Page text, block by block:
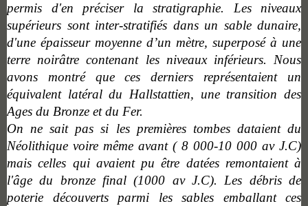
permis d'en préciser la stratigraphie. Les niveaux
supérieurs sont inter-stratifiés dans un sable dunaire,
d'une épaisseur moyenne d’un mètre, superposé à une
terre noirâtre contenant les niveaux inférieurs. Nous
avons montré que ces derniers représentaient un
équivalent latéral du Hallstattien, une transition des
Ages du Bronze et du Fer.
On ne sait pas si les premières tombes dataient du
Néolithique voire même avant ( 8 000-10 000 av J.C)
mais celles qui avaient pu être datées remontaient à
l'âge du bronze final (1000 av J.C). Les débris de
poterie découverts parmi les sables emballant ces